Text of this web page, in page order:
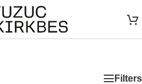
Filters